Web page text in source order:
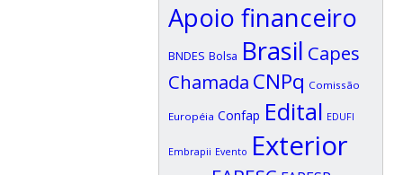
Apoio financeiro
BNDES Bolsa Brasil Capes
Chamada CNPq Comissão
Européia Confap Edital EDUFI
Embrapii Evento Exterior